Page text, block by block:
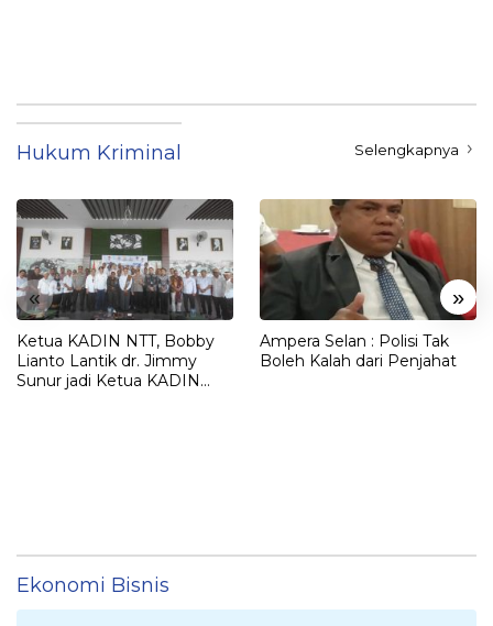
Hukum Kriminal Selengkapnya
« »
Ketua KADIN NTT, Bobby
Lianto Lantik dr. Jimmy
Sunur jadi Ketua KADIN
Ampera Selan : Polisi Tak
Boleh Kalah dari Penjahat
Ekonomi Bisnis